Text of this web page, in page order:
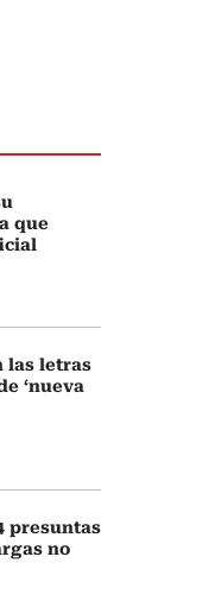
que
las letras
‘nueva
presuntas
no